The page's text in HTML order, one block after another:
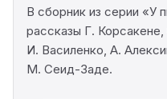
В сборник из серии «У
рассказы Г.
И. Василенко, А.
М. Сеид-Заде.